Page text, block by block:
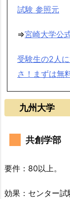
試験 参照元
⇒宮崎大学公
受験生の2人
さ！まずは無
九州大学
共創学部
要件：80以上。
効果：センター試